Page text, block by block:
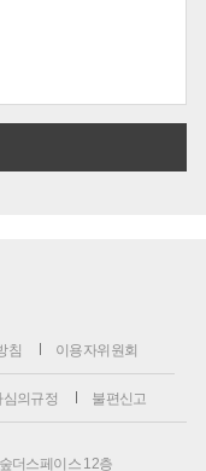
침 이용자위원회
심의규정 불편신고
더스페이스 12층